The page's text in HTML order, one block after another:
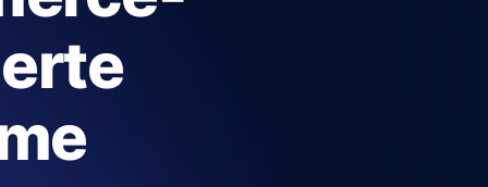
Probes aus 25+ Standorten.
es tun.
Liste kostenloser Web-Tools